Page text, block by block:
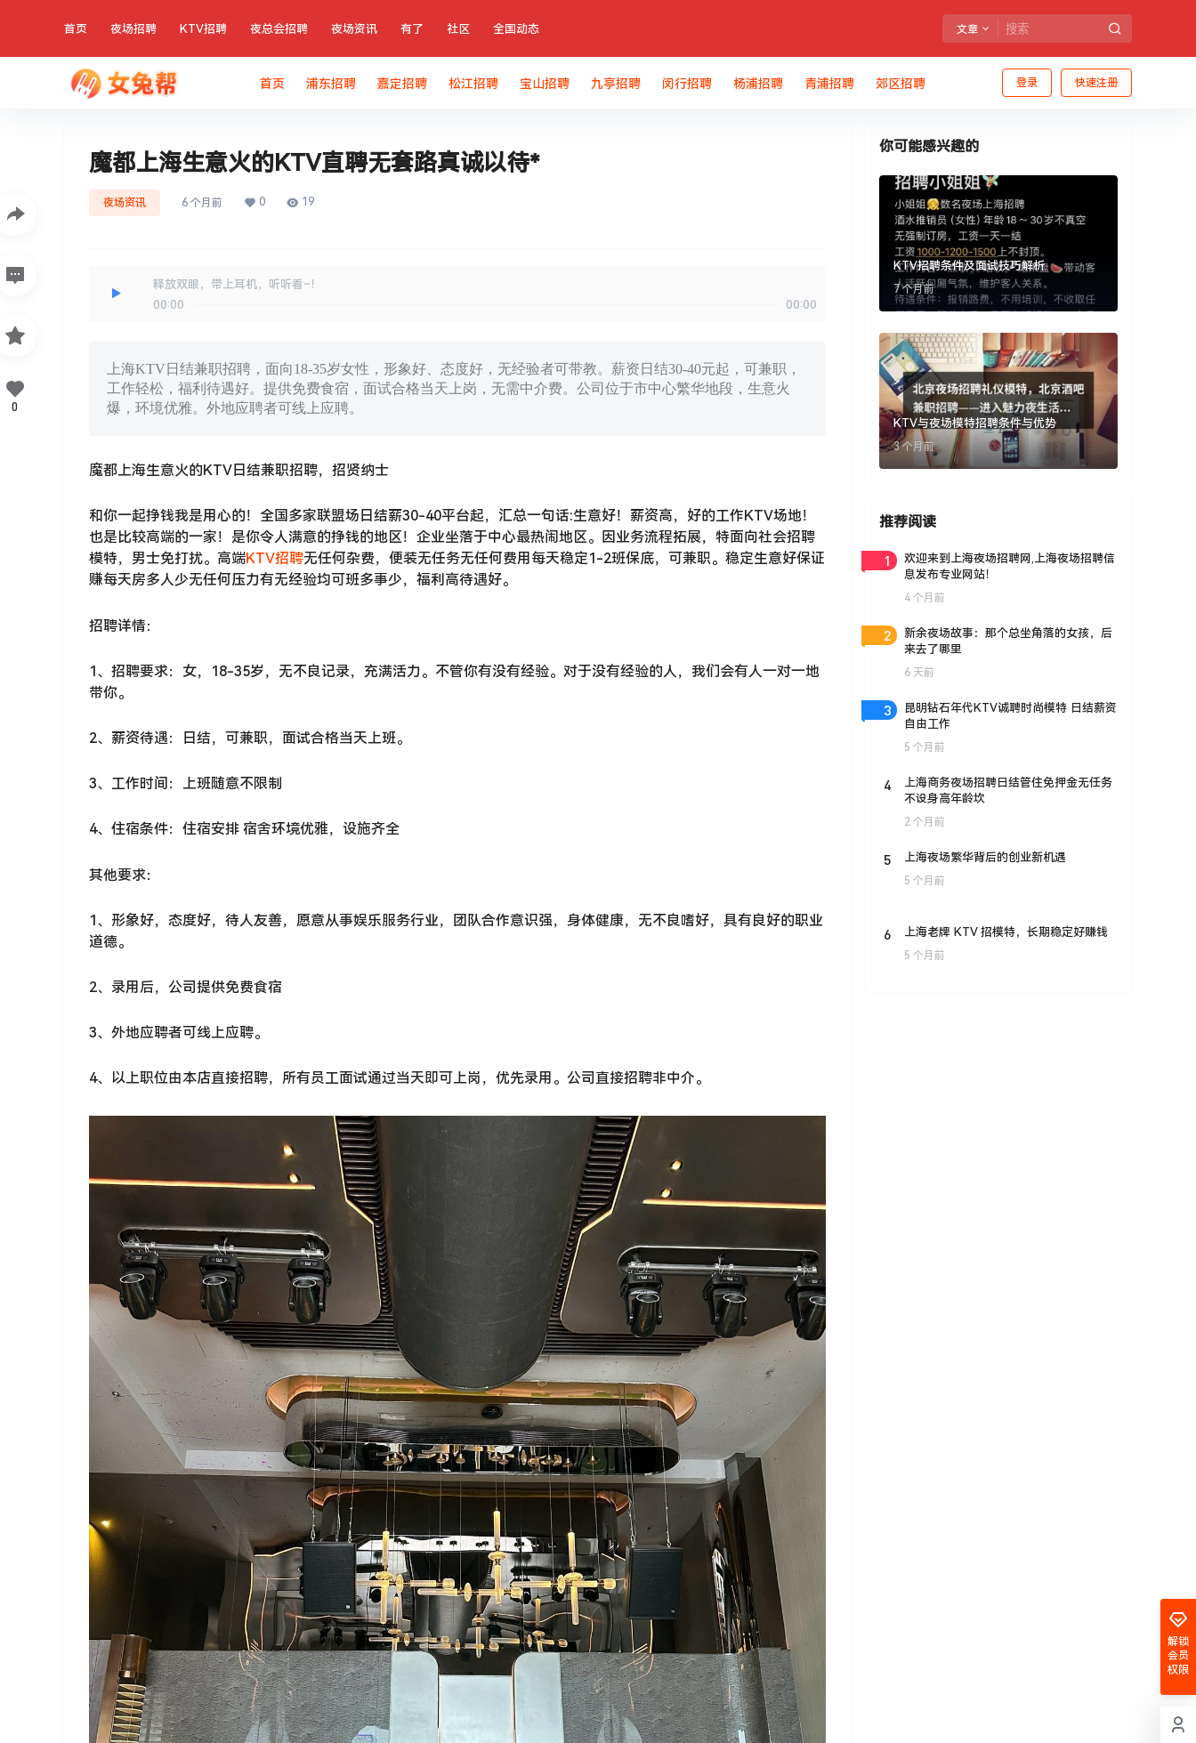
首页 夜场招聘 KTV招聘 夜总会招聘 夜场资讯 有了 社区 全国动态 文章
登录 快速注册
首页 浦东招聘 嘉定招聘 松江招聘 宝山招聘 九亭招聘 闵行招聘 杨浦招聘 青浦招聘 郊区招聘
魔都上海生意火的KTV直聘无套路真诚以待*
夜场资讯 6 个月前 0 19
释放双眼，带上耳机，听听看~！
00:00
00:00
上海KTV日结兼职招聘，面向18-35岁女性，形象好、态度好，无经验者可带教。薪资日结30-40元起，可兼职，
工作轻松，福利待遇好。提供免费食宿，面试合格当天上岗，无需中介费。公司位于市中心繁华地段，生意火
爆，环境优雅。外地应聘者可线上应聘。
魔都上海生意火的KTV日结兼职招聘，招贤纳士
和你一起挣钱我是用心的！全国多家联盟场日结薪30-40平台起，汇总一句话:生意好！薪资高，好的工作KTV场地！
也是比较高端的一家！是你令人满意的挣钱的地区！企业坐落于中心最热闹地区。因业务流程拓展，特面向社会招聘
模特，男士免打扰。高端KTV招聘无任何杂费，便装无任务无任何费用每天稳定1-2班保底，可兼职。稳定生意好保证
赚每天房多人少无任何压力有无经验均可班多事少，福利高待遇好。
招聘详情：
1、招聘要求：女，18-35岁，无不良记录，充满活力。不管你有没有经验。对于没有经验的人，我们会有人一对一地
带你。
2、薪资待遇：日结，可兼职，面试合格当天上班。
3、工作时间：上班随意不限制
4、住宿条件：住宿安排 宿舍环境优雅，设施齐全
其他要求：
1、形象好，态度好，待人友善，愿意从事娱乐服务行业，团队合作意识强，身体健康，无不良嗜好，具有良好的职业
道德。
2、录用后，公司提供免费食宿
3、外地应聘者可线上应聘。
4、以上职位由本店直接招聘，所有员工面试通过当天即可上岗，优先录用。公司直接招聘非中介。
0
你可能感兴趣的
KTV招聘条件及面试技巧解析
7 个月前
KTV与夜场模特招聘条件与优势
3 个月前
推荐阅读
1
欢迎来到上海夜场招聘网,上海夜场招聘信
息发布专业网站！
4 个月前
2
新余夜场故事：那个总坐角落的女孩，后
来去了哪里
6 天前
3
昆明钻石年代KTV诚聘时尚模特 日结薪资
自由工作
5 个月前
4
上海商务夜场招聘日结管住免押金无任务
不设身高年龄坎
2 个月前
5 上海夜场繁华背后的创业新机遇
5 个月前
6 上海老牌 KTV 招模特，长期稳定好赚钱
5 个月前
解锁
会员
权限